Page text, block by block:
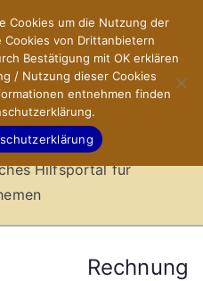
Hilfsportal für
Rechnung
Cookies um die Nutzung der
von Drittanbietern
Bestätigung mit OK erklären
/ Nutzung dieser Cookies
entnehmen finden